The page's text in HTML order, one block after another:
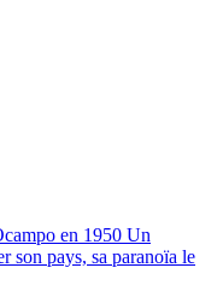
en 1950 Un
son pays, sa paranoïa le